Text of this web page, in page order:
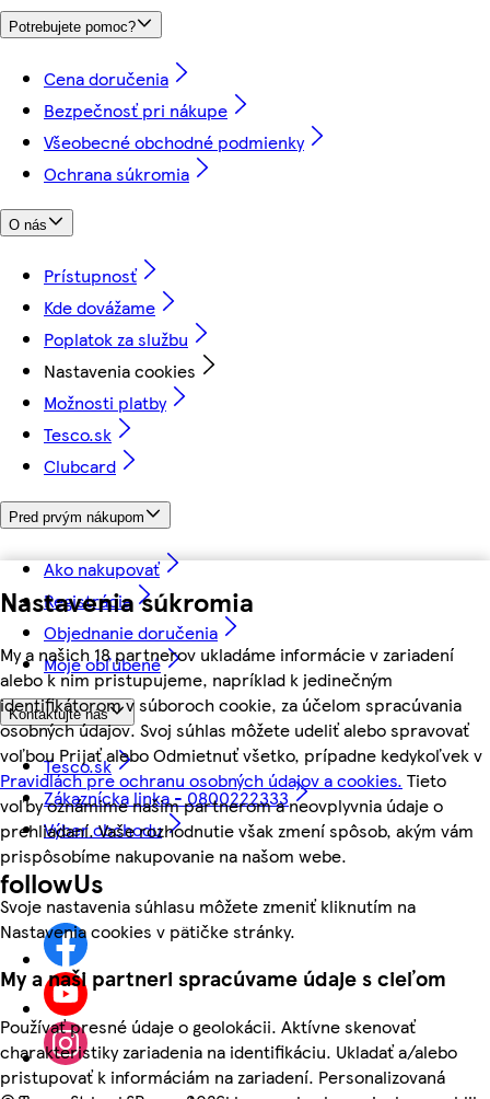
Nastavenia súkromia
My a našich 18 partnerov ukladáme informácie v zariadení
alebo k nim pristupujeme, napríklad k jedinečným
identifikátorom v súboroch cookie, za účelom spracúvania
osobných údajov. Svoj súhlas môžete udeliť alebo spravovať
voľbou Prijať alebo Odmietnuť všetko, prípadne kedykoľvek v
Pravidlách pre ochranu osobných údajov a cookies. Tieto
voľby oznámime našim partnerom a neovplyvnia údaje o
prehliadaní. Vaše rozhodnutie však zmení spôsob, akým vám
prispôsobíme nakupovanie na našom webe.
Svoje nastavenia súhlasu môžete zmeniť kliknutím na
Nastavenia cookies v pätičke stránky.
My a naši partneri spracúvame údaje s cieľom
Používať presné údaje o geolokácii. Aktívne skenovať
charakteristiky zariadenia na identifikáciu. Ukladať a/alebo
pristupovať k informáciám na zariadení. Personalizovaná
Potrebujete pomoc?
Cena doručenia
Bezpečnosť pri nákupe
Všeobecné obchodné podmienky
Ochrana súkromia
O nás
Prístupnosť
Kde dovážame
Poplatok za službu
Nastavenia cookies
Možnosti platby
Tesco.sk
Clubcard
Pred prvým nákupom
Ako nakupovať
Registrácia
Objednanie doručenia
Moje obľúbené
Kontaktujte nás
Tesco.sk
Zákaznícka linka - 0800222333
Výber obchodu
followUs